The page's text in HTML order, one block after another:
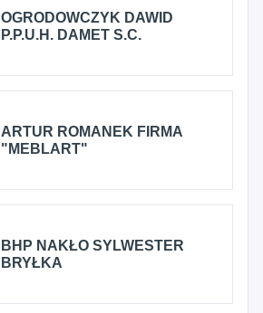
OGRODOWCZYK DAWID
P.P.U.H. DAMET S.C.
ARTUR ROMANEK FIRMA
"MEBLART"
BHP NAKŁO SYLWESTER
BRYŁKA